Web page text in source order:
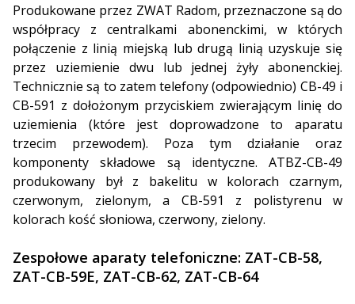
Produkowane przez ZWAT Radom, przeznaczone są do
współpracy z centralkami abonenckimi, w których
połączenie z linią miejską lub drugą linią uzyskuje się
przez uziemienie dwu lub jednej żyły abonenckiej.
Technicznie są to zatem telefony (odpowiednio) CB-49 i
CB-591 z dołożonym przyciskiem zwierającym linię do
uziemienia (które jest doprowadzone to aparatu
trzecim przewodem). Poza tym działanie oraz
komponenty składowe są identyczne. ATBZ-CB-49
produkowany był z bakelitu w kolorach czarnym,
czerwonym, zielonym, a CB-591 z polistyrenu w
kolorach kość słoniowa, czerwony, zielony.
Zespołowe aparaty telefoniczne: ZAT-CB-58,
ZAT-CB-59E, ZAT-CB-62, ZAT-CB-64